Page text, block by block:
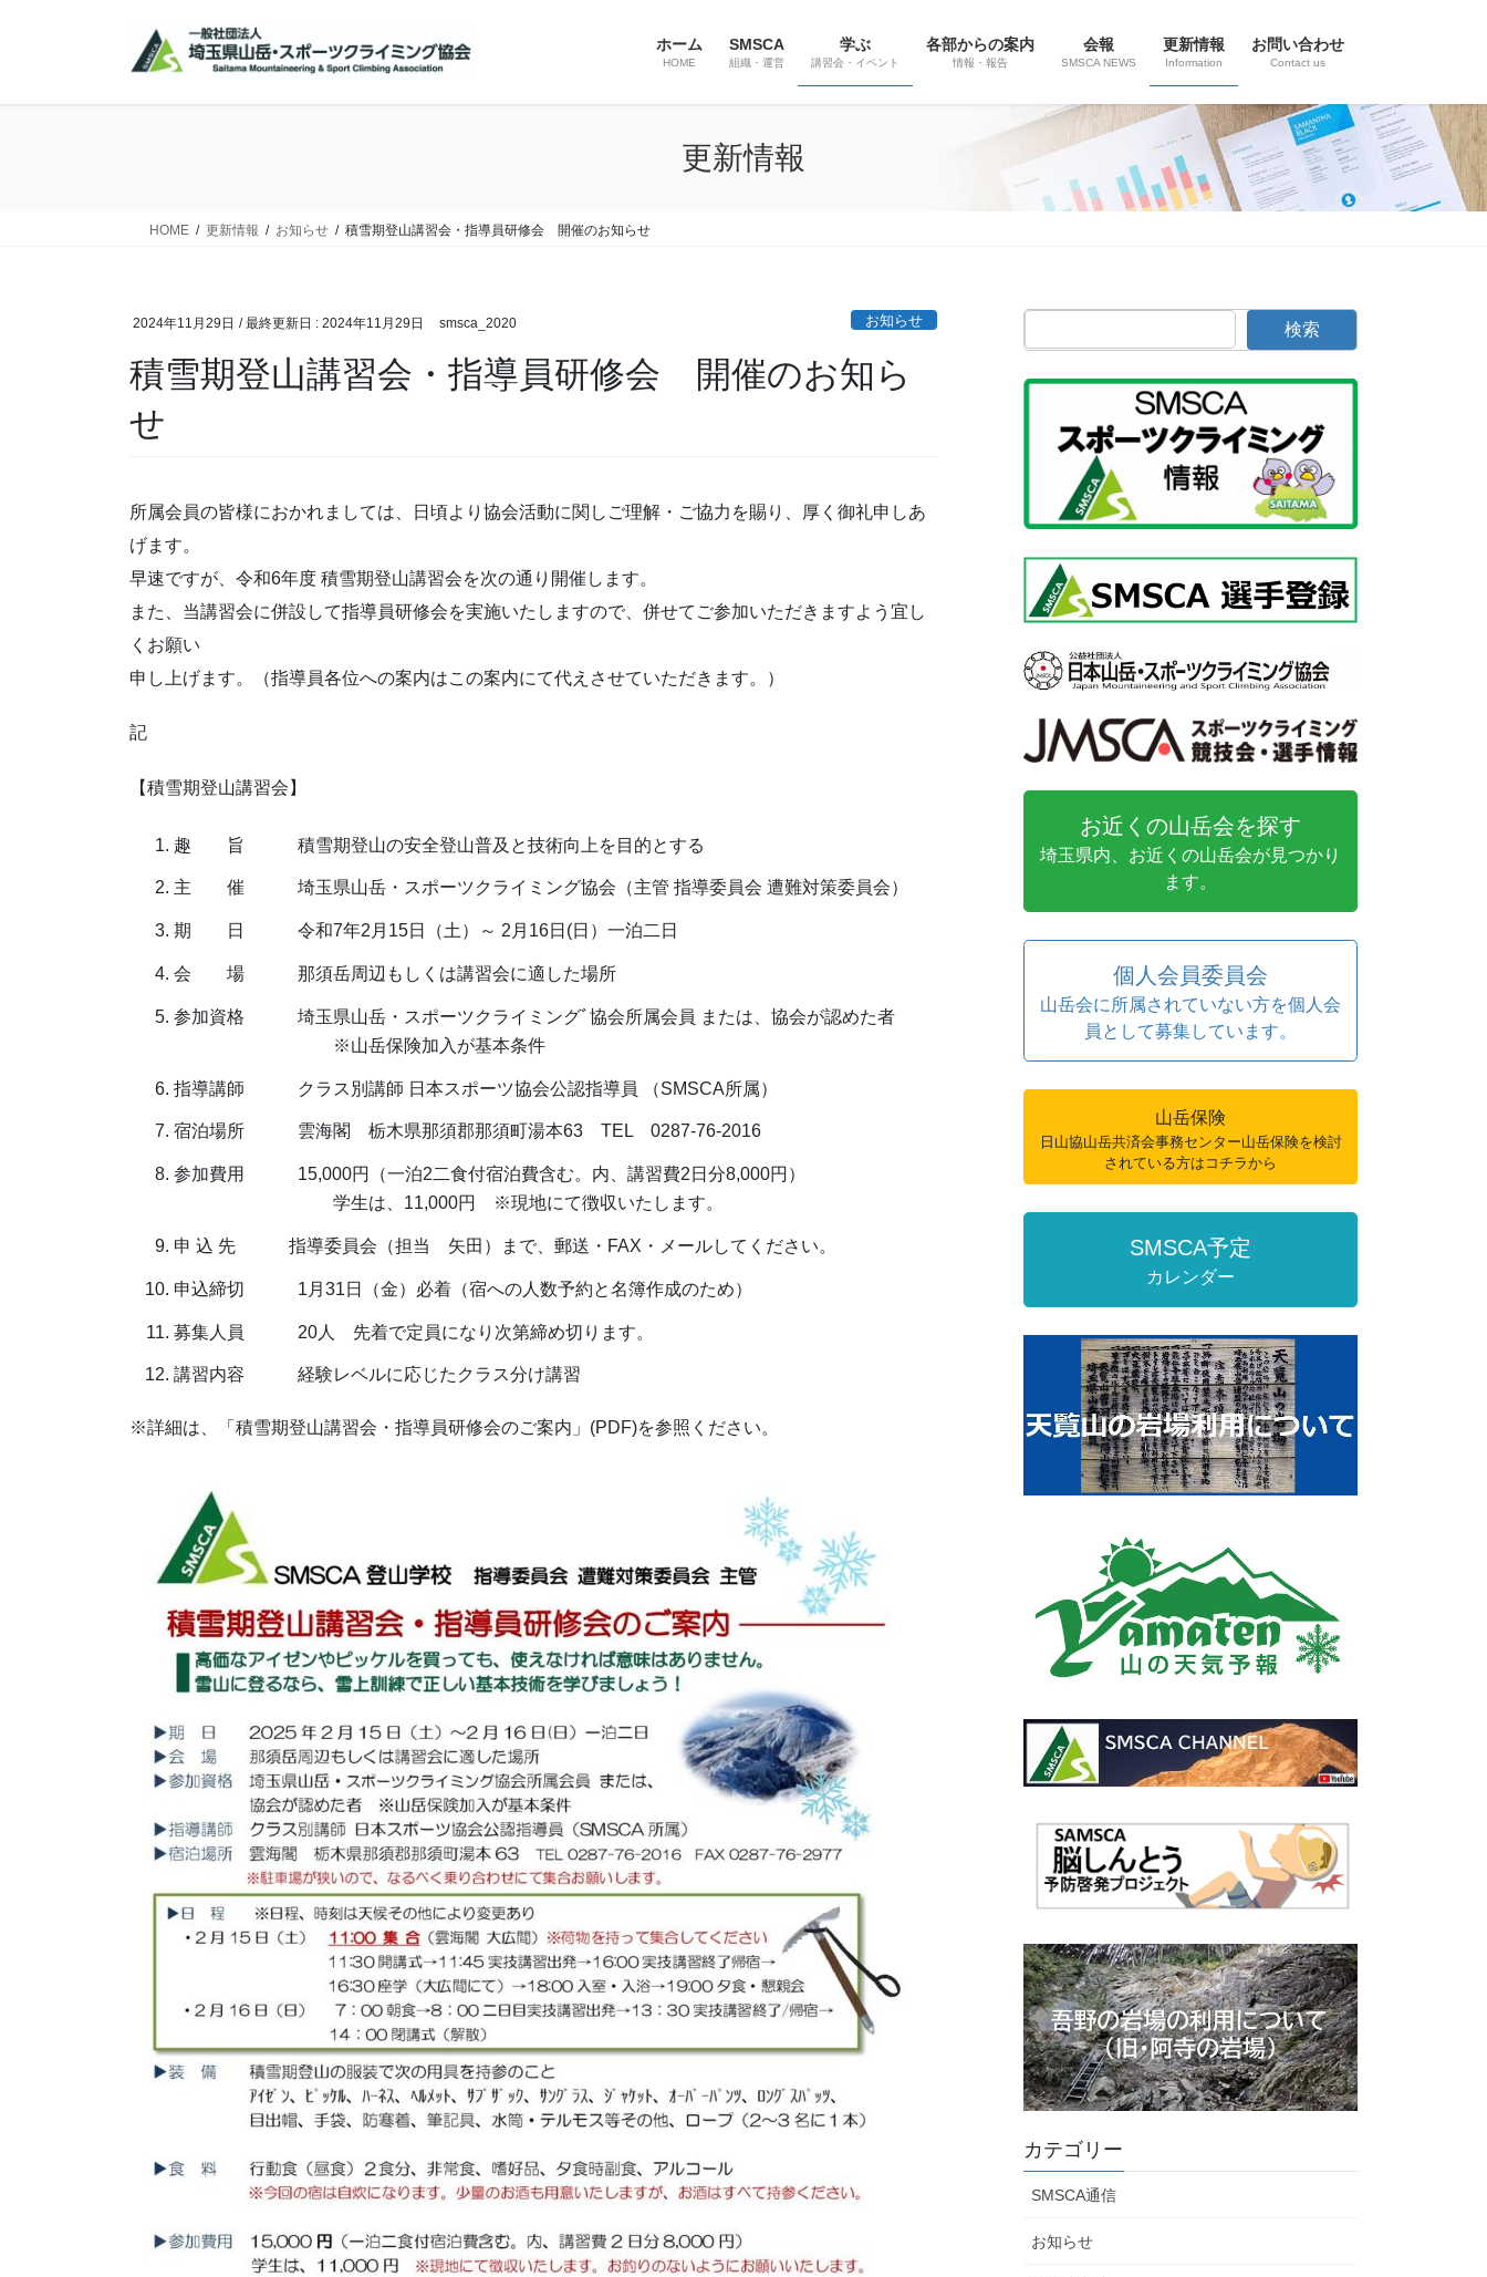
ホーム
HOME
SMSCA
組織・運営
学ぶ
講習会・イベント
各部からの案内
情報・報告
会報
SMSCA NEWS
更新情報
Information
お問い合わせ
Contact us
更新情報
HOME 更新情報 お知らせ 積雪期登山講習会・指導員研修会 開催のお知らせ
2024年11月29日 / 最終更新日 : 2024年11月29日 smsca_2020 お知らせ
積雪期登山講習会・指導員研修会 開催のお知ら
せ
所属会員の皆様におかれましては、日頃より協会活動に関しご理解・ご協力を賜り、厚く御礼申しあ
げます。
早速ですが、令和6年度 積雪期登山講習会を次の通り開催します。
また、当講習会に併設して指導員研修会を実施いたしますので、併せてご参加いただきますよう宜し
くお願い
申し上げます。（指導員各位への案内はこの案内にて代えさせていただきます。）
記
【積雪期登山講習会】
趣 旨 積雪期登山の安全登山普及と技術向上を目的とする
主 催 埼玉県山岳・スポーツクライミング協会（主管 指導委員会 遭難対策委員会）
期 日 令和7年2月15日（土）～ 2月16日(日）一泊二日
会 場 那須岳周辺もしくは講習会に適した場所
参加資格 埼玉県山岳・スポーツクライミングﾞ協会所属会員 または、協会が認めた者
※山岳保険加入が基本条件
指導講師 クラス別講師 日本スポーツ協会公認指導員 （SMSCA所属）
宿泊場所 雲海閣 栃木県那須郡那須町湯本63 TEL 0287-76-2016
参加費用 15,000円（一泊2二食付宿泊費含む。内、講習費2日分8,000円）
学生は、11,000円 ※現地にて徴収いたします。
申 込 先 指導委員会（担当 矢田）まで、郵送・FAX・メールしてください。
申込締切 1月31日（金）必着（宿への人数予約と名簿作成のため）
募集人員 20人 先着で定員になり次第締め切ります。
講習内容 経験レベルに応じたクラス分け講習
※詳細は、「積雪期登山講習会・指導員研修会のご案内」(PDF)を参照ください。
検索
お近くの山岳会を探す
埼玉県内、お近くの山岳会が見つかり
ます。
個人会員委員会
山岳会に所属されていない方を個人会
員として募集しています。
山岳保険
日山協山岳共済会事務センター山岳保険を検討
されている方はコチラから
SMSCA予定
カレンダー
カテゴリー
SMSCA通信
お知らせ